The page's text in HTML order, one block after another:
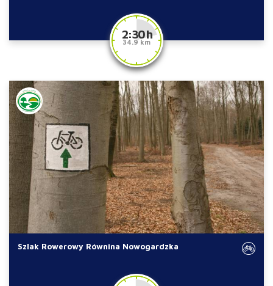
2:30 h
34.9 km
Szlak Rowerowy Równina Nowogardzka